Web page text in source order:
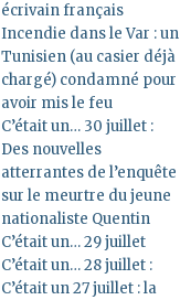
écrivain français
Incendie dans le Var : un
Tunisien (au casier déjà
chargé) condamné pour
avoir mis le feu
C’était un… 30 juillet :
Des nouvelles
atterrantes de l’enquête
sur le meurtre du jeune
nationaliste Quentin
C’était un… 29 juillet
C’était un… 28 juillet :
C’était un 27 juillet : la